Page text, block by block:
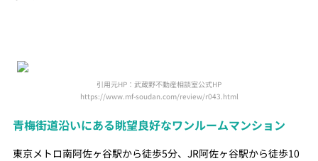
引用元HP：武蔵野不動産相談室公式HP
https://www.mf-soudan.com/review/r043.html
青梅街道沿いにある眺望良好なワンルームマンション
東京メトロ南阿佐ヶ谷駅から徒歩5分、JR阿佐ヶ谷駅から徒歩10